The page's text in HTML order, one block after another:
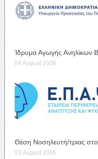
Ίδρυμα Αγωγής Ανηλίκων
04 August 2026
Θέση Νοσηλευτή/τριας
03 August 2026